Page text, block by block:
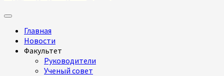
Основное
Главная
Новости
Факультет
Руководители
Ученый совет